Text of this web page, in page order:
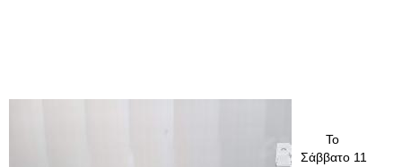
Το
Σάββατο 11